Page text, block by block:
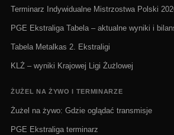
Terminarz Indywidualne Mistrzostwa Polski
PGE Ekstraliga Tabela – aktualne wyniki i
Tabela Metalkas 2. Ekstraligi
KLŻ – wyniki Krajowej Ligi Żużlowej
ŻUŻEL NA ŻYWO I TERMINARZE
Żużel na żywo: Gdzie oglądać transmisje
PGE Ekstraliga terminarz